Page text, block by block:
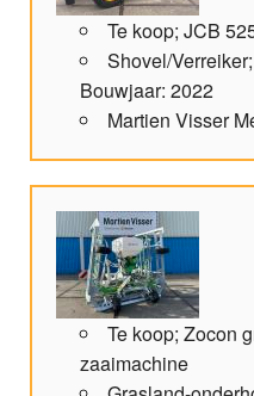
Te koop; JCB
Shovel/
Bouwjaar: 2022
Martien Visser
Te koop; Zocon
zaaimachine